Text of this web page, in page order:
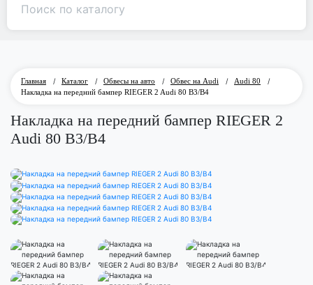
Главная / Каталог / Обвесы на авто / Обвес на Audi / Audi 80
/
Накладка на передний бампер RIEGER 2 Audi 80 B3/B4
Накладка на передний бампер RIEGER 2
Audi 80 B3/B4